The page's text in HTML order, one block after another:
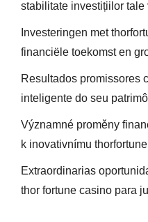
stabilitate investițiilor tale
Investeringen met
financiële toekomst en
Resultados promissores
inteligente do seu
Významné proměny
k inovativnímu
Extraordinarias
thor fortune casino para